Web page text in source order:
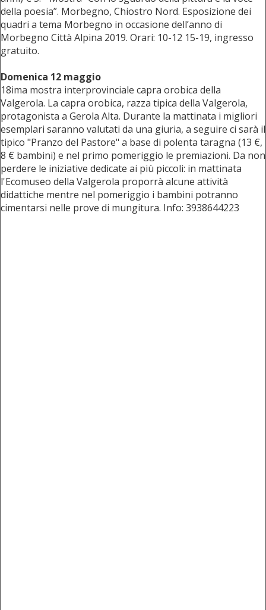
della poesia”. Morbegno, Chiostro Nord. Esposizione dei
quadri a tema Morbegno in occasione dell’anno di
Morbegno Città Alpina 2019. Orari: 10-12 15-19, ingresso
gratuito.
Domenica 12 maggio
18ima mostra interprovinciale capra orobica della
Valgerola. La capra orobica, razza tipica della Valgerola,
protagonista a Gerola Alta. Durante la mattinata i migliori
esemplari saranno valutati da una giuria, a seguire ci sarà il
tipico "Pranzo del Pastore" a base di polenta taragna (13 €,
8 € bambini) e nel primo pomeriggio le premiazioni. Da non
perdere le iniziative dedicate ai più piccoli: in mattinata
l'Ecomuseo della Valgerola proporrà alcune attività
didattiche mentre nel pomeriggio i bambini potranno
cimentarsi nelle prove di mungitura. Info: 3938644223